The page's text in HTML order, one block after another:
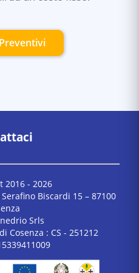
2016 - 2026
Biscardi 15 – 87100
Srls
Cosenza : CS - 251212